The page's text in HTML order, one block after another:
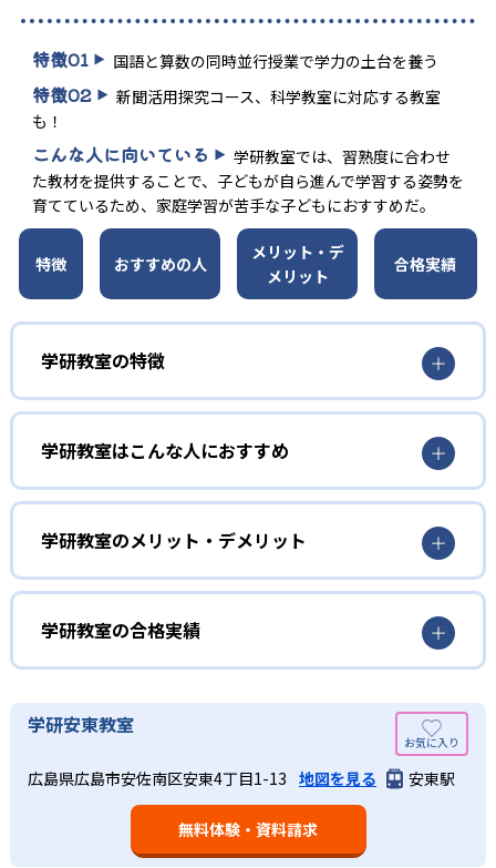
特徴01 国語と算数の同時並行授業で学力の土台を養う
特徴02
新聞活用探究コース、科学教室に対応する教室
も！
こんな人に向いている
学研教室では、習熟度に合わせ
た教材を提供することで、子どもが自ら進んで学習する姿勢を
育てているため、家庭学習が苦手な子どもにおすすめだ。
特徴 おすすめの人
メリット・デ
メリット
合格実績
学研教室の特徴
01
3歳から高校生まで「無学年方式」で個別指導
学研教室は、0･1･2歳から高校生までを対象として個別指導
解度を最優先して学習を進める「無学年方式」を採用して
いることが特徴だ。この「無学年方式」では、生徒が個々
のペースで学習することができるため、一度立ち止まって
わからないところをしっかり学習したり、余裕がある場合
はどんどん先取り学習を進めたりすることも可能である。
02
生徒それぞれに最適化された学習計画を設計
学研教室の個別指導では、生徒一人ひとりの学力／適性を
しっかり把握した上で学習の出発点を定め、生徒に最適化
された学習計画を設計する。また、生徒それぞれに最適な
教材を提供すると共に、適切なアドバイスも実施。少しず
つレベルアップするスモールステップの教材となっている
学研教室はこんな人におすすめ
勉強全体の底力を上げたい人向け
学研教室は、生徒の「わかった！」を重視する形で個別指
導を行っている。無理なく学習を進められるよう「無学年
方式」を採用しており、わからない問題がある場合は立ち
知識の量などで測りやすい「見える力」だけでなく、学習
に向いている。
算数（数学）と国語の基礎力を上げたい人向け
学研教室では、算数（数学）と国語を全ての教科の基礎に
なるものと考え、その指導を重視している。算数（数学）
では筋道を立てて考える力の育成を、国語では全ての学力
の土台となる「読む力」「書く力」の育成に力を入れてい
学研教室のメリット・デメリット
学研教室の合格実績
学研教室の合格実績は、公式サイトでは公開されていな
い。
学研安東教室
広島県広島市安佐南区安東4丁目1-13 地図を見る 安東駅
無料体験・資料請求